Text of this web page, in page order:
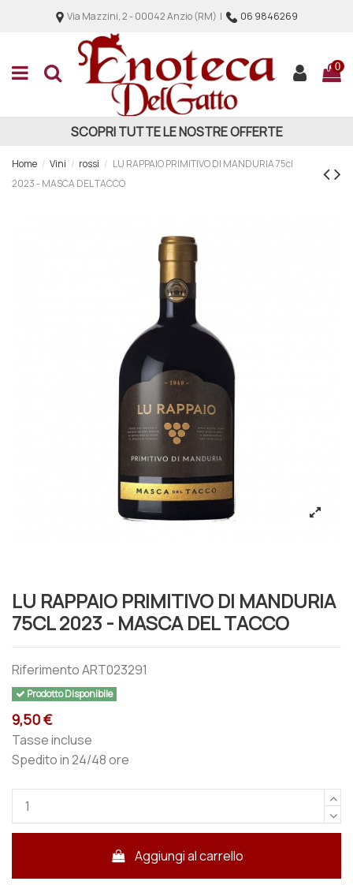
Via Mazzini, 2 - 00042 Anzio (RM) | 06 9846269
0
SCOPRI TUTTE LE NOSTRE OFFERTE
Home Vini rossi
LU RAPPAIO PRIMITIVO DI MANDURIA 75cl
2023 - MASCA DEL TACCO
LU RAPPAIO PRIMITIVO DI MANDURIA
75CL 2023 - MASCA DEL TACCO
RiferimentoART023291
Prodotto Disponibile
9,50 €
Tasse incluse
Spedito in 24/48 ore
Aggiungi al carrello